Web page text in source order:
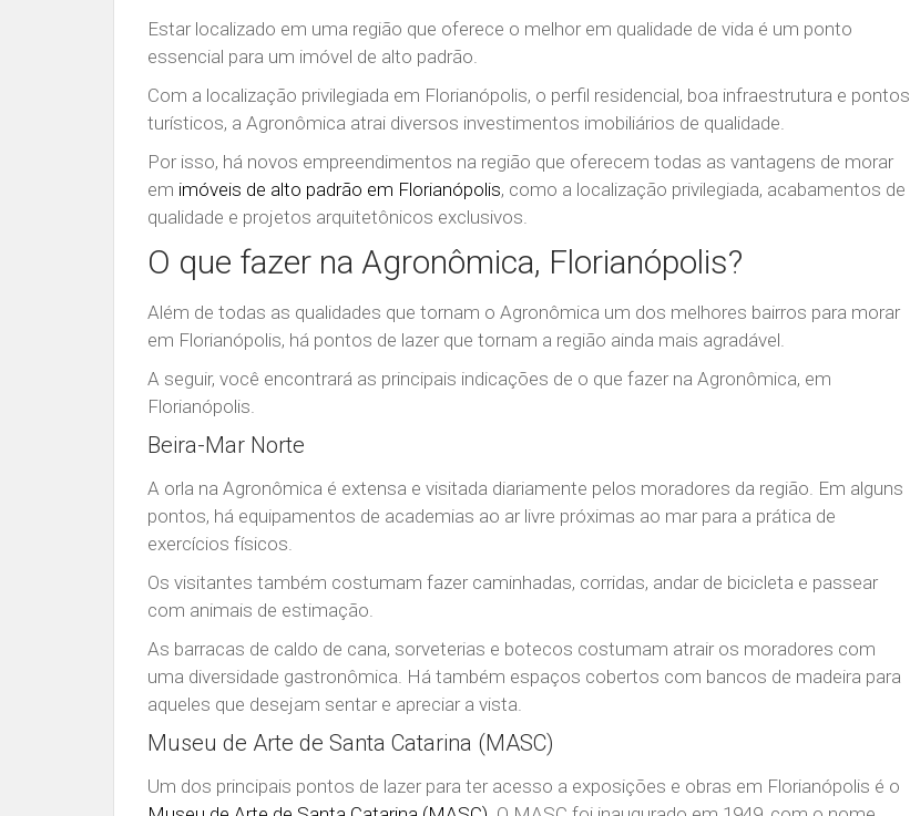
Estar localizado em uma região que oferece o melhor em qualidade de vida é um ponto
essencial para um imóvel de alto padrão.
Com a localização privilegiada em Florianópolis, o perfil residencial, boa infraestrutura e pontos
turísticos, a Agronômica atrai diversos investimentos imobiliários de qualidade.
Por isso, há novos empreendimentos na região que oferecem todas as vantagens de morar
em imóveis de alto padrão em Florianópolis, como a localização privilegiada, acabamentos de
qualidade e projetos arquitetônicos exclusivos.
O que fazer na Agronômica, Florianópolis?
Além de todas as qualidades que tornam o Agronômica um dos melhores bairros para morar
em Florianópolis, há pontos de lazer que tornam a região ainda mais agradável.
A seguir, você encontrará as principais indicações de o que fazer na Agronômica, em
Florianópolis.
Beira-Mar Norte
A orla na Agronômica é extensa e visitada diariamente pelos moradores da região. Em alguns
pontos, há equipamentos de academias ao ar livre próximas ao mar para a prática de
exercícios físicos.
Os visitantes também costumam fazer caminhadas, corridas, andar de bicicleta e passear
com animais de estimação.
As barracas de caldo de cana, sorveterias e botecos costumam atrair os moradores com
uma diversidade gastronômica. Há também espaços cobertos com bancos de madeira para
aqueles que desejam sentar e apreciar a vista.
Museu de Arte de Santa Catarina (MASC)
Um dos principais pontos de lazer para ter acesso a exposições e obras em Florianópolis é o